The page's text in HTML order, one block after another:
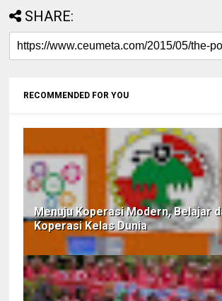
SHARE:
RECOMMENDED FOR YOU
Menuju Koperasi Modern, Belajar
Koperasi Kelas Dunia